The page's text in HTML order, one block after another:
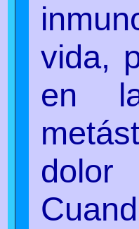
vida,
en